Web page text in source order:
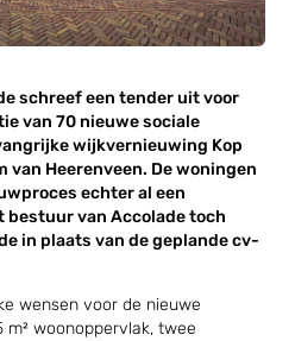
schreef een tender uit voor
van 70 nieuwe sociale
wijkvernieuwing Kop
van Heerenveen. De woningen
echter al een
bestuur van Accolade toch
in plaats van de geplande cv-
wensen voor de nieuwe
woonoppervlak, twee